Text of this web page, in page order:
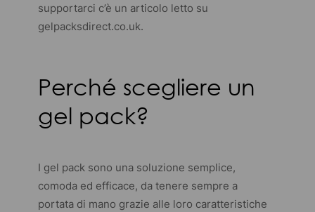
supportarci c’è un articolo letto su
gelpacksdirect.co.uk.
Perché scegliere un
gel pack?
I gel pack sono una soluzione semplice,
comoda ed efficace, da tenere sempre a
portata di mano grazie alle loro caratteristiche